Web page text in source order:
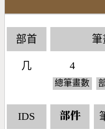
部首
几
筆
4
總筆畫數
IDS 部件